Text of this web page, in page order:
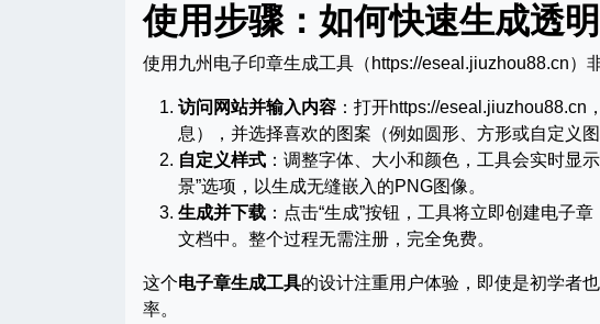
使用步骤：如何快速生成透
使用九州电子印章生成工具（https://eseal.jiuzhou88.cn）
访问网站并输入内容 ：打开https://
息），并选择喜欢的图案（例如圆形、方形或自定义图
自定义样式 ：调整字体、大小和颜色，工具会实时显
景”选项，以生成无缝嵌入的PNG图像。
生成并下载 ：点击“生成”按钮，工具将立即创建电子
文档中。整个过程无需注册，完全免费。
这个电子章生成工具的设计注重用户体验，即使是初学者
率。